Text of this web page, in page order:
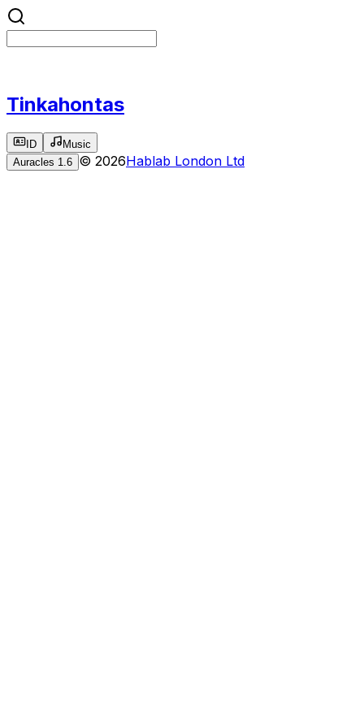
Tinkahontas
ID
Music
Auracles 1.6 © 2026Hablab London Ltd